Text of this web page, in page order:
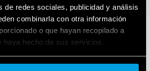
de redes sociales, publicidad y análisis
combinarla con otra información
o que hayan recopilado a
haya hecho de sus servicios.